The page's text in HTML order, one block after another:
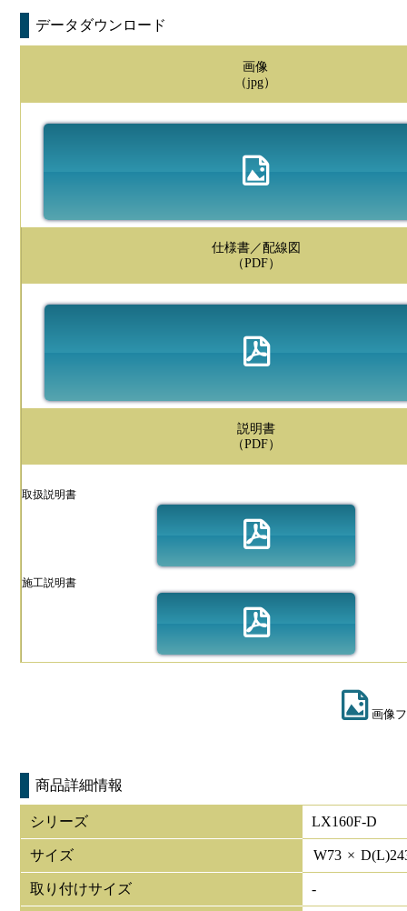
データダウンロード
画像
（jpg）
仕様書／配線図
（PDF）
説明書
（PDF）
取扱説明書
施工説明書
画像
商品詳細情報
シリーズ LX160F-D
サイズ W73 × D(L)
取り付けサイズ -